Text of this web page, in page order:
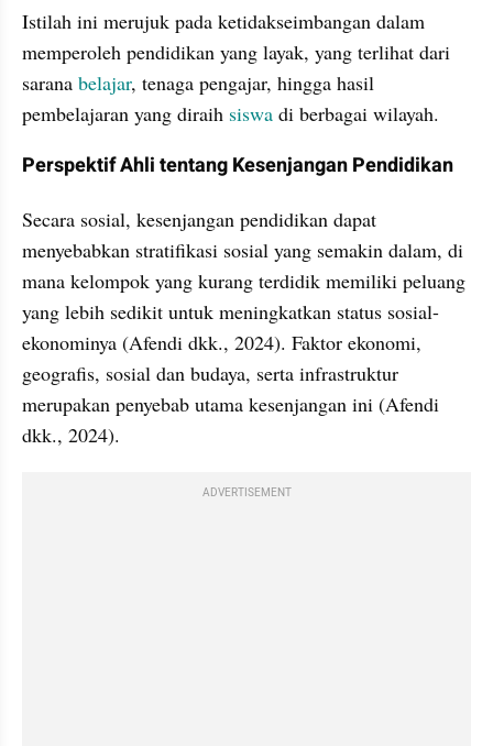
Istilah ini merujuk pada ketidakseimbangan dalam
memperoleh pendidikan yang layak, yang terlihat dari
sarana belajar, tenaga pengajar, hingga hasil
pembelajaran yang diraih siswa di berbagai wilayah.
Perspektif Ahli tentang Kesenjangan Pendidikan
Secara sosial, kesenjangan pendidikan dapat
menyebabkan stratifikasi sosial yang semakin dalam, di
mana kelompok yang kurang terdidik memiliki peluang
yang lebih sedikit untuk meningkatkan status sosial-
ekonominya (Afendi dkk., 2024). Faktor ekonomi,
geografis, sosial dan budaya, serta infrastruktur
merupakan penyebab utama kesenjangan ini (Afendi
dkk., 2024).
ADVERTISEMENT